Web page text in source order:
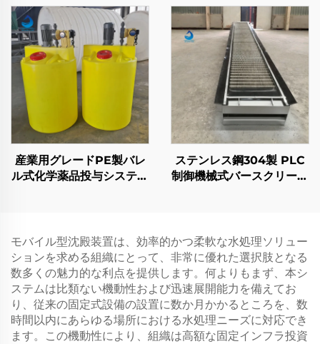
リリーサー 廃水処理用
産業用グレードPE製バレ
ル式化学薬品投与システム
ステンレス鋼304製 PLC
制御機械式バースクリーン
モバイル型沈殿装置は、効率的かつ柔軟な水処理ソリュー
ションを求める組織にとって、非常に優れた選択肢となる
数多くの魅力的な利点を提供します。何よりもまず、本シ
ステムは比類ない機動性および迅速展開能力を備えてお
り、従来の固定式設備の設置に数か月かかるところを、数
時間以内にあらゆる場所における水処理ニーズに対応でき
ます。この機動性により、組織は高額な固定インフラ投資